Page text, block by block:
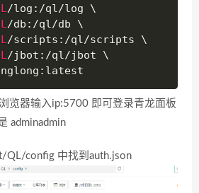
/log : /ql /
/db : /ql /
/scripts : /ql /
/jbot : /ql /jbot \
: latest
览器输入ip:5700 即可登录青龙面板
adminadmin
QL/config 中找到auth.json